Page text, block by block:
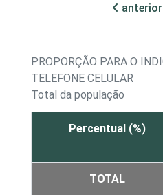
anterior
PROPORÇÃO PARA O
TELEFONE CELULAR
Total da população
Percentual (%)
TOTAL